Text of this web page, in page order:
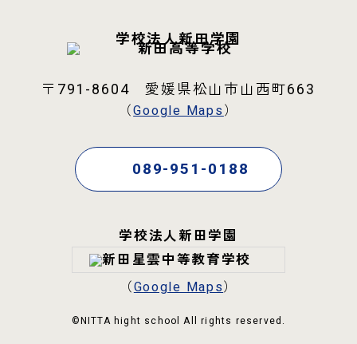
学校法人新田学園
〒791-8604 愛媛県松山市山西町663
（Google Maps）
089-951-0188
学校法人新田学園
（Google Maps）
©NITTA hight school All rights reserved.